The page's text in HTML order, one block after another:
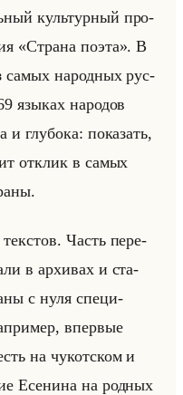
культур­ный про­
«Страна поэта». В
самых на­род­ных рус­
язы­ках на­ро­дов
и глу­бо­ка: по­ка­зать,
от­клик в самых
Часть пе­ре­
в ар­хи­вах и ста­
с нуля спе­ци­
впер­вые
на чу­кот­ском и
Есенина на родных